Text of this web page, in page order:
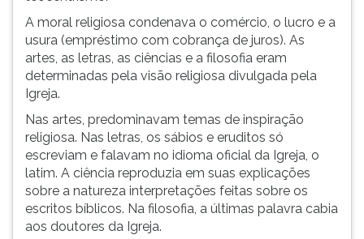
A moral religiosa condenava o comércio, o lucro e a
usura (empréstimo com cobrança de juros). As
artes, as letras, as ciências e a filosofia eram
determinadas pela visão religiosa divulgada pela
Igreja.
Nas artes, predominavam temas de inspiração
religiosa. Nas letras, os sábios e eruditos só
escreviam e falavam no idioma oficial da Igreja, o
latim. A ciência reproduzia em suas explicações
sobre a natureza interpretações feitas sobre os
escritos bíblicos. Na filosofia, a últimas palavra cabia
aos doutores da Igreja.